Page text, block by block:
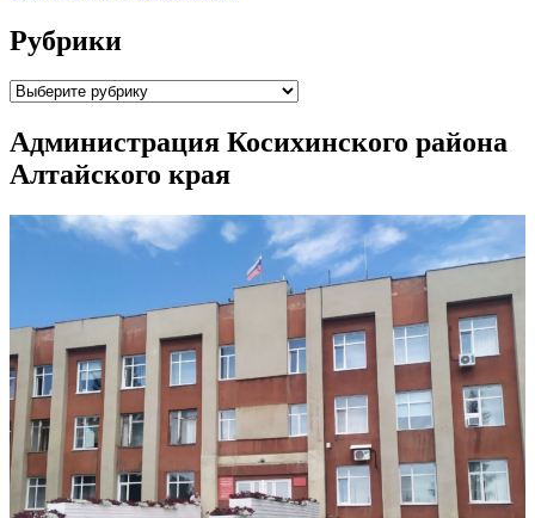
Рубрики
Рубрики
Администрация Косихинского района
Алтайского края